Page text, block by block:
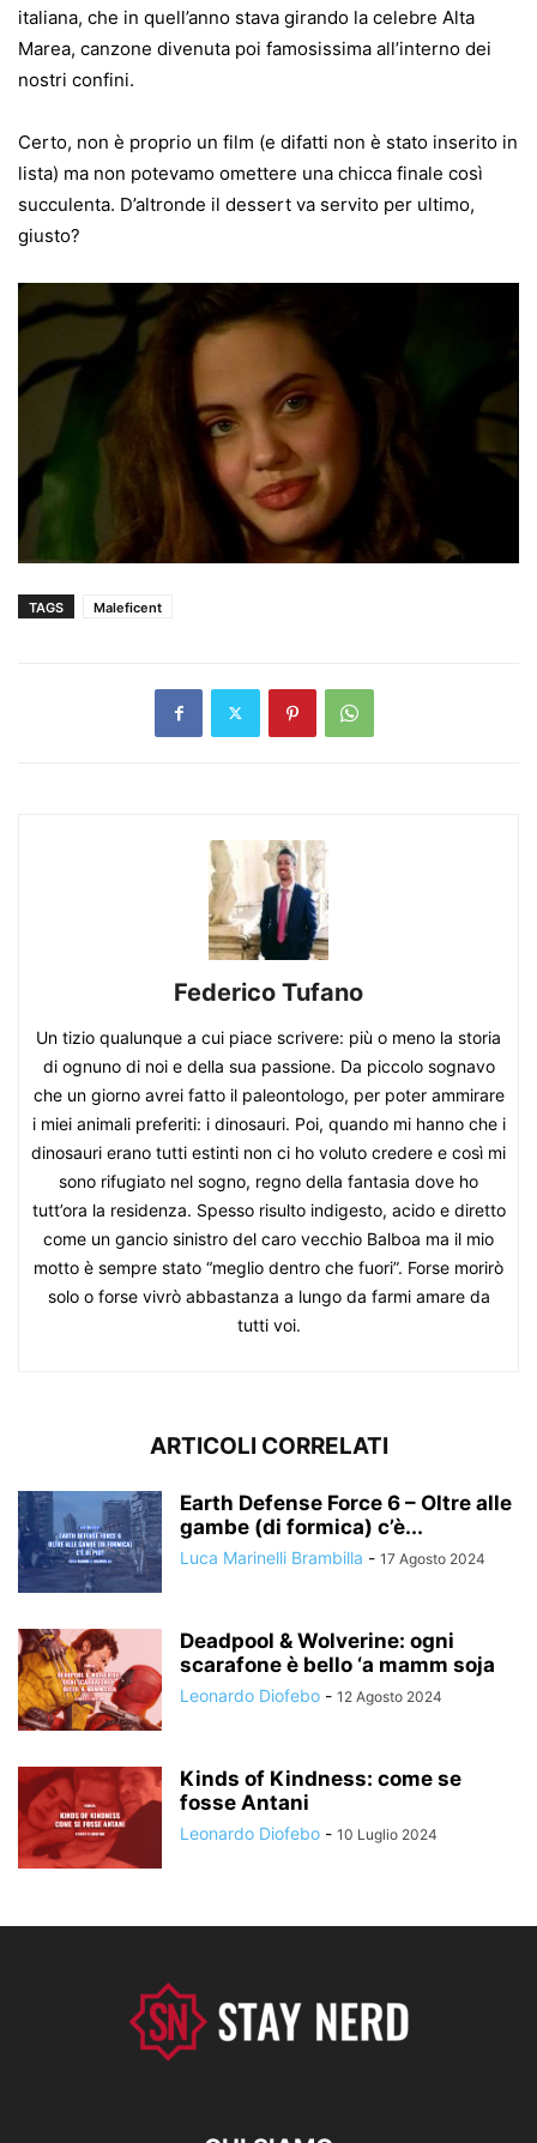
italiana, che in quell’anno stava girando la celebre Alta
Marea, canzone divenuta poi famosissima all’interno dei
nostri confini.
Certo, non è proprio un film (e difatti non è stato inserito in
lista) ma non potevamo omettere una chicca finale così
succulenta. D’altronde il dessert va servito per ultimo,
giusto?
TAGS Maleficent
Federico Tufano
Un tizio qualunque a cui piace scrivere: più o meno la storia
di ognuno di noi e della sua passione. Da piccolo sognavo
che un giorno avrei fatto il paleontologo, per poter ammirare
i miei animali preferiti: i dinosauri. Poi, quando mi hanno che i
dinosauri erano tutti estinti non ci ho voluto credere e così mi
sono rifugiato nel sogno, regno della fantasia dove ho
tutt’ora la residenza. Spesso risulto indigesto, acido e diretto
come un gancio sinistro del caro vecchio Balboa ma il mio
motto è sempre stato “meglio dentro che fuori”. Forse morirò
solo o forse vivrò abbastanza a lungo da farmi amare da
tutti voi.
ARTICOLI CORRELATI
Earth Defense Force 6 – Oltre alle
gambe (di formica) c’è...
Luca Marinelli Brambilla - 17 Agosto 2024
Deadpool & Wolverine: ogni
scarafone è bello ‘a mamm soja
Leonardo Diofebo - 12 Agosto 2024
Kinds of Kindness: come se
fosse Antani
Leonardo Diofebo - 10 Luglio 2024